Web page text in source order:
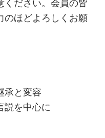
のほどよろしくお願
承と変容
を中心に